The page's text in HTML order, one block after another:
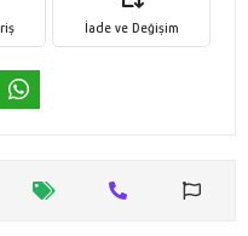
İade ve Değişim